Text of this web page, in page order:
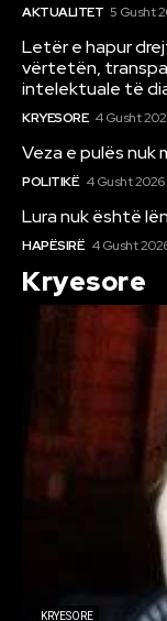
AKTUALITET 5 Gusht
Letër e hapur
vërtetën,
intelektuale të
KRYESORE 4 Gusht
Veza e pulës nuk
POLITIKË 4 Gusht 2026
Lura nuk është
HAPËSIRË 4 Gusht
Kryesore
KRYESORE